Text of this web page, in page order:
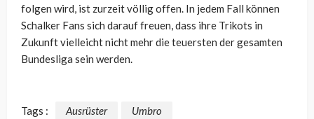
folgen wird, ist zurzeit völlig offen. In jedem Fall können
Schalker Fans sich darauf freuen, dass ihre Trikots in
Zukunft vielleicht nicht mehr die teuersten der gesamten
Bundesliga sein werden.
Tags : Ausrüster Umbro